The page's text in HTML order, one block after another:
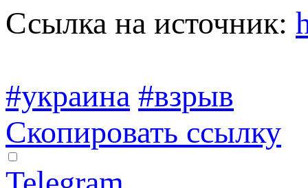
Ссылка на источник:
#украина #взрыв
Скопировать ссылку